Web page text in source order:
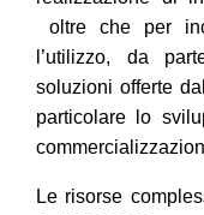
oltre che per
l’utilizzo, da
soluzioni offerte
particolare lo
Le risorse